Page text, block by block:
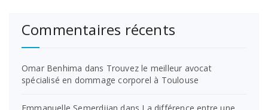
Commentaires récents
Omar Benhima dans Trouvez le meilleur avocat
spécialisé en dommage corporel à Toulouse